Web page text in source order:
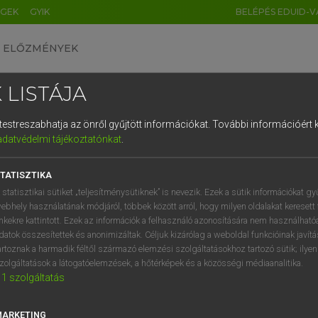
GYIK BELÉPÉS EDUID-
ELŐZMÉNYEK
szótár
VAN ELŐFIZETÉSED?
megtekintéséhez.
LISTÁJA
az önről gyűjtött információkat. További információért
tájékoztatónkat.
statisztikai sütiket „teljesítménysütiknek” is nevezik. Ezek a sütik információkat
használatának módjáról, többek között arról, hogy milyen oldalakat keresett
kattintott. Ezek az információk a felhasználó azonosítására nem
összesítettek és anonimizáltak. Céljuk kizárólag a weboldal funkcióinak
a harmadik féltől származó elemzési szolgáltatásokhoz tartozó sütik;
a látogatóelemzések, a hőtérképek és a közösségi médiaanalitika.
1 szolgáltatás
DE CN FR ES IT NL
1 2 3 4 5 6 7 8 9
q w e r t z u i
a s d f g h j k l é
í y x c v b n m , .